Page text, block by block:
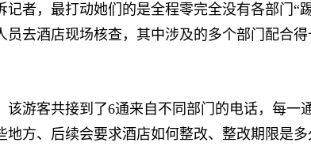
，最打动她们的是全程零完全没有各部门“
员去酒店现场核查，其中涉及的多个部门配合
客共接到了6通来自不同部门的电话，每一
地方、后续会要求酒店如何整改、整改期限是